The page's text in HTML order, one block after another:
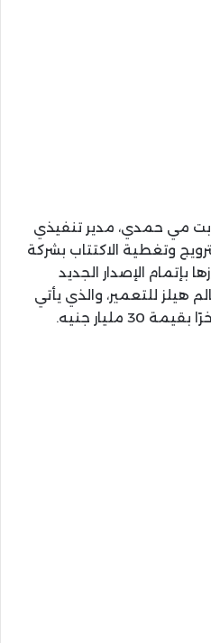
مي حمدي، مدير تنفيذي
وتغطية الاكتتاب بشركة
بإتمام الإصدار الجديد
هيلز للتعمير، والذي يأتي
مليار جنيه.